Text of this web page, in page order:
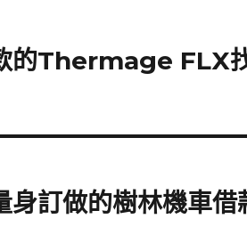
的Thermage FLX
身訂做的樹林機車